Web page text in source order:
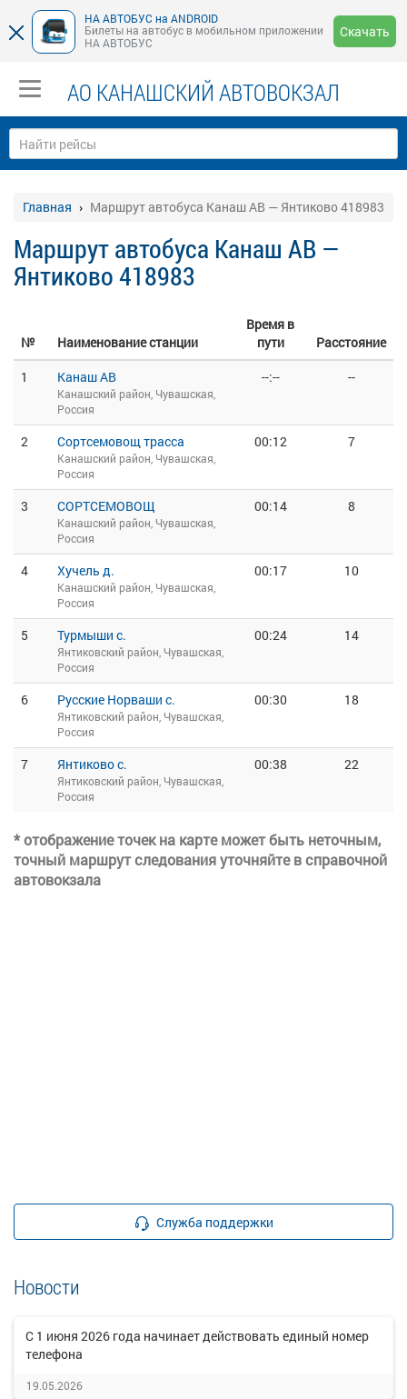
НА АВТОБУС на ANDROID
Билеты на автобус в мобильном приложении
НА АВТОБУС
Скачать
АО КАНАШСКИЙ АВТОВОКЗАЛ
Главная Маршрут автобуса Канаш АВ — Янтиково 418983
Маршрут автобуса Канаш АВ —
Янтиково 418983
№ Наименование станции
Время в
пути
Расстояние
1
Канаш АВ
Канашский район, Чувашская,
Россия
--:-- --
2 Сортсемовощ трасса
Канашский район, Чувашская,
Россия
00:12 7
3 СОРТСЕМОВОЩ
Канашский район, Чувашская,
Россия
00:14 8
4 Хучель д.
Канашский район, Чувашская,
Россия
00:17 10
5 Турмыши с.
Янтиковский район, Чувашская,
Россия
00:24 14
6 Русские Норваши с.
Янтиковский район, Чувашская,
Россия
00:30 18
7 Янтиково с.
Янтиковский район, Чувашская,
Россия
00:38 22
* отображение точек на карте может быть неточным,
точный маршрут следования уточняйте в справочной
автовокзала
Служба поддержки
Новости
C 1 июня 2026 года начинает действовать единый номер
телефона
19.05.2026